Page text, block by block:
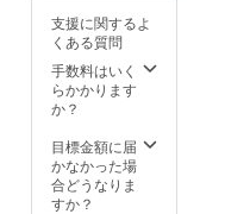
支援に関するよ
くある質問
手数料はいく
らかかります
か？
目標金額に届
かなかった場
合どうなりま
すか？